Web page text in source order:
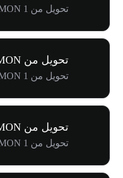
تحويل من 1 ARMON إلى €244.70
تحويل من ARMON إلى CAD
تحويل من 1 ARMON إلى C$394.62
تحويل من ARMON إلى INR
تحويل من 1 ARMON إلى ₹26.91K